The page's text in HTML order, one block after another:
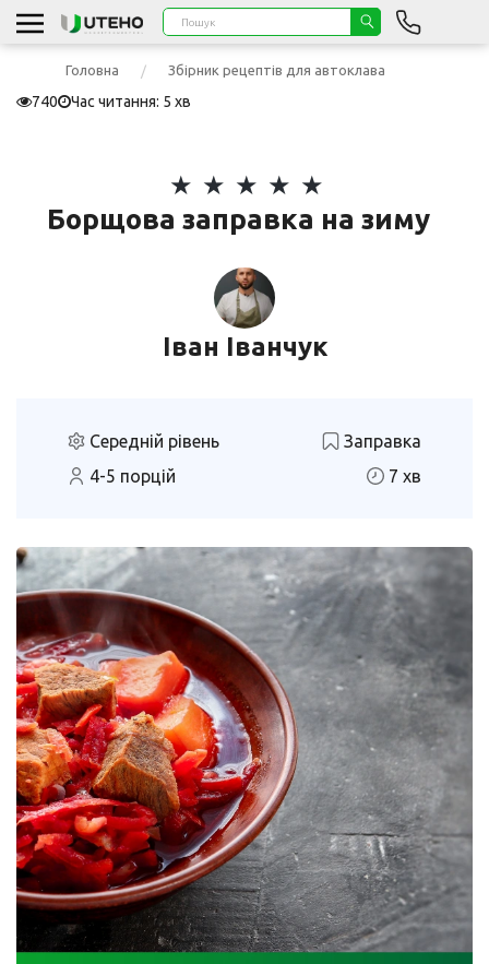
Головна Збірник рецептів для автоклава
740 Час читання: 5 хв
Борщова заправка на зиму
Іван Іванчук
Середній рівень
Заправка
4-5 порцій
7 хв